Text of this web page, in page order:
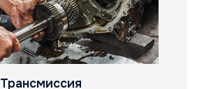
Трансмиссия